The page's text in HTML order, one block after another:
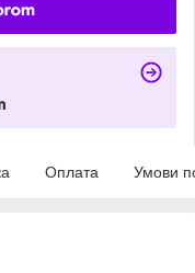
Оплата Умови